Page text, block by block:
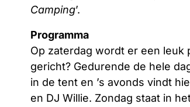
Camping’.
Programma
Op zaterdag wordt er een leuk
gericht? Gedurende de hele
in de tent en ’s avonds vindt
en DJ Willie. Zondag staat in